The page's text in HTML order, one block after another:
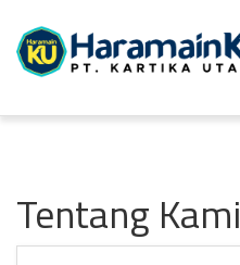
Tentang Kami